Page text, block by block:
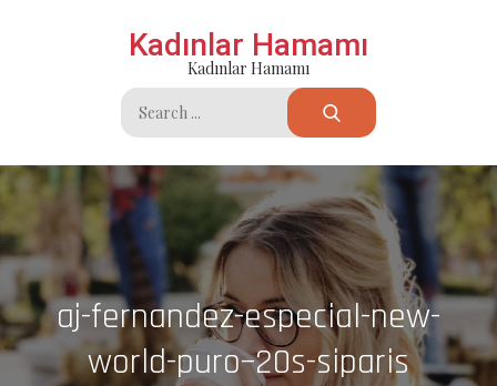
Kadınlar Hamamı
Kadınlar Hamamı
Search
for:
aj-fernandez-especial-new-
world-puro–20s-siparis